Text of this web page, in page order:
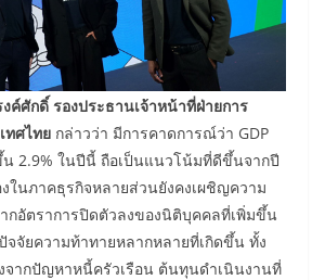
ค์ศักดิ์ รองประธานเจ้าหน้าที่ฝ่ายการ
ทศไทย กล่าวว่า มีการคาดการณ์ว่า GDP
น 2.9% ในปีนี้ ถือเป็นแนวโน้มที่ดีขึ้นจากปี
ในภาคธุรกิจหลายส่วนยังคงเผชิญความ
กอัตราการปิดตัวลงของนิติบุคคลที่เพิ่มขึ้น
จจัยความท้าทายหลากหลายที่เกิดขึ้น ทั้ง
จากปัญหาหนี้ครัวเรือน ต้นทุนดำเนินงานที่